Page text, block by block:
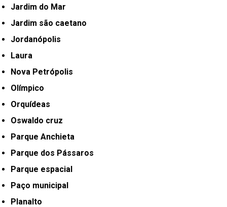
Jardim do Mar
Jardim são caetano
Jordanópolis
Laura
Nova Petrópolis
Olímpico
Orquídeas
Oswaldo cruz
Parque Anchieta
Parque dos Pássaros
Parque espacial
Paço municipal
Planalto